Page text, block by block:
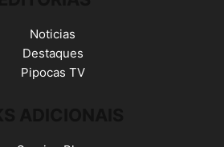
Noticias
Destaques
Pipocas TV